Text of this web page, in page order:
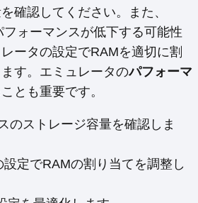
確認してください。また、
ォーマンスが低下する可能性
ータの設定でRAMを適切に割
す。エミュレータのパフォーマ
とも重要です。
のストレージ容量を確認しま
定でRAMの割り当てを調整し